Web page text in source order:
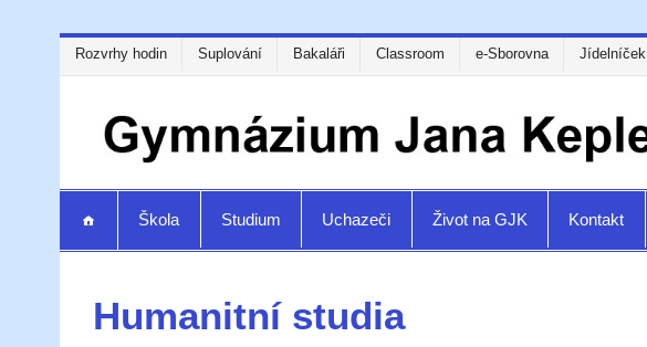
Rozvrhy hodin Suplování Bakaláři Classroom e-Sborovna Jídelníček
Škola Studium Uchazeči Život na GJK Kontakt
Humanitní studia